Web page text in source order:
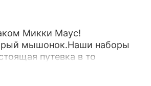
Микки Маус!
мышонок.Наши наборы
путевка в то
любая девушка,
получить Микки или Минни